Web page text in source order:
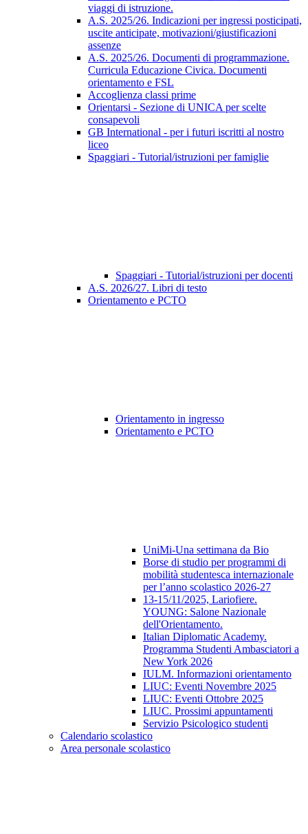
viaggi di istruzione.
A.S. 2025/26. Indicazioni per ingressi posticipati,
uscite anticipate, motivazioni/giustificazioni
assenze
A.S. 2025/26. Documenti di programmazione.
Curricula Educazione Civica. Documenti
orientamento e FSL
Accoglienza classi prime
Orientarsi - Sezione di UNICA per scelte
consapevoli
GB International - per i futuri iscritti al nostro
liceo
Spaggiari - Tutorial/istruzioni per famiglie
Spaggiari - Tutorial/istruzioni per docenti
A.S. 2026/27. Libri di testo
Orientamento e PCTO
Orientamento in ingresso
Orientamento e PCTO
UniMi-Una settimana da Bio
Borse di studio per programmi di
mobilità studentesca internazionale
per l’anno scolastico 2026-27
13-15/11/2025, Lariofiere.
YOUNG: Salone Nazionale
dell'Orientamento.
Italian Diplomatic Academy.
Programma Studenti Ambasciatori a
New York 2026
IULM. Informazioni orientamento
LIUC: Eventi Novembre 2025
LIUC: Eventi Ottobre 2025
LIUC. Prossimi appuntamenti
Servizio Psicologico studenti
Calendario scolastico
Area personale scolastico